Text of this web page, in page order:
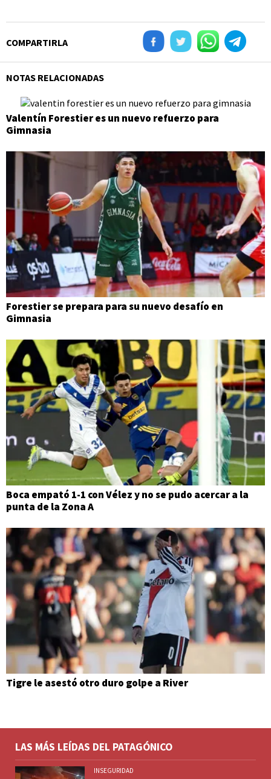
COMPARTIRLA
NOTAS RELACIONADAS
Valentín Forestier es un nuevo refuerzo para
Gimnasia
Forestier se prepara para su nuevo desafío en
Gimnasia
Boca empató 1-1 con Vélez y no se pudo acercar a la
punta de la Zona A
Tigre le asestó otro duro golpe a River
LAS MÁS LEÍDAS DEL PATAGÓNICO
INSEGURIDAD